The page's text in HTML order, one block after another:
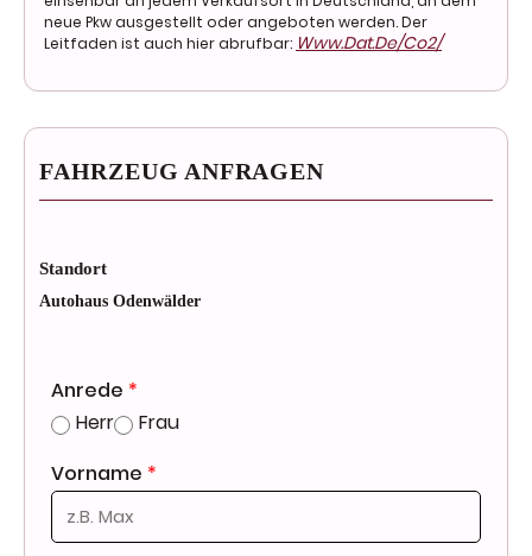
neue Pkw ausgestellt oder angeboten werden. Der
Leitfaden ist auch hier abrufbar: Www.dat.de/co2/
FAHRZEUG ANFRAGEN
Standort
Autohaus Odenwälder
Anrede *
Herr
Frau
Vorname *